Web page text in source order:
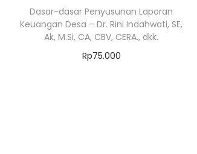
Dasar-dasar Penyusunan Laporan
Keuangan Desa – Dr. Rini Indahwati, SE,
Ak, M.Si, CA, CBV, CERA., dkk.
Rp75.000